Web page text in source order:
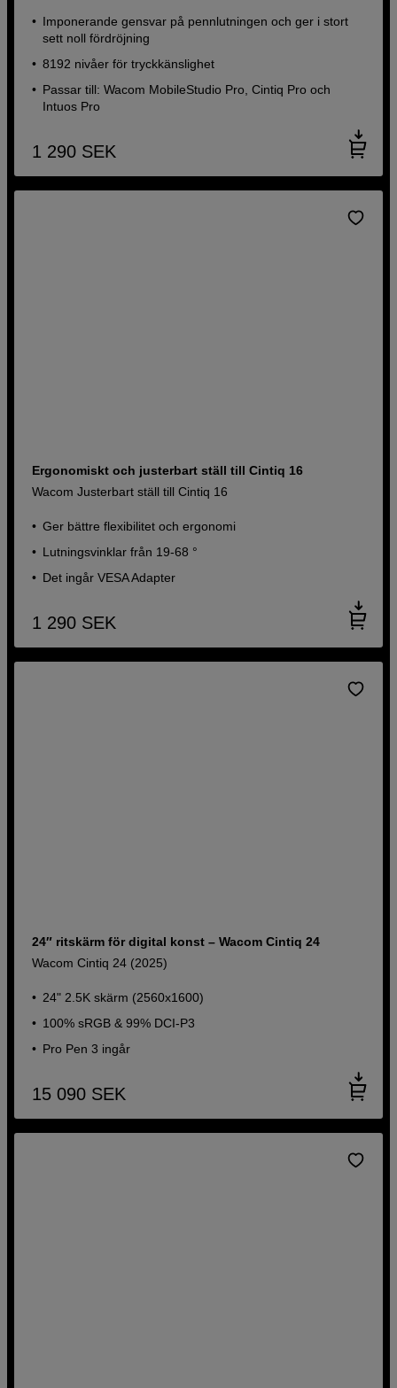
Imponerande gensvar på pennlutningen och ger i stort
sett noll fördröjning
8192 nivåer för tryckkänslighet
Passar till: Wacom MobileStudio Pro, Cintiq Pro och
Intuos Pro
1 290 SEK
Ergonomiskt och justerbart ställ till Cintiq 16
Wacom Justerbart ställ till Cintiq 16
Ger bättre flexibilitet och ergonomi
Lutningsvinklar från 19-68 °
Det ingår VESA Adapter
1 290 SEK
24″ ritskärm för digital konst – Wacom Cintiq 24
Wacom Cintiq 24 (2025)
24" 2.5K skärm (2560x1600)
100% sRGB & 99% DCI-P3
Pro Pen 3 ingår
15 090 SEK